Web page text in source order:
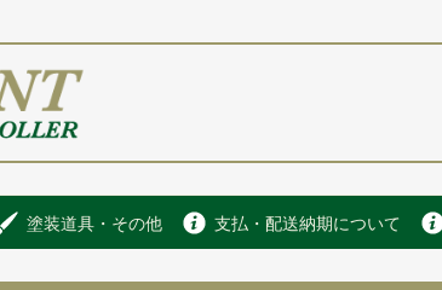
塗装道具・その他 支払・配送納期について